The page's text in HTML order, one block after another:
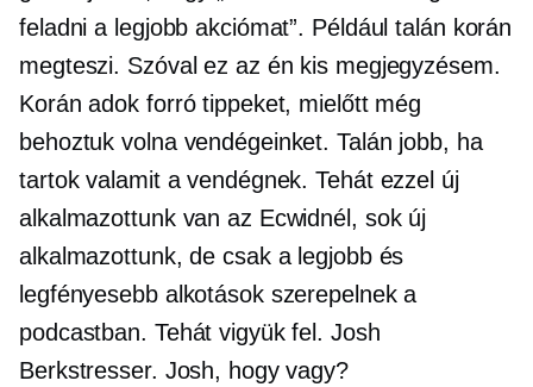
feladni a legjobb akciómat”. Például talán korán
megteszi. Szóval ez az én kis megjegyzésem.
Korán adok forró tippeket, mielőtt még
behoztuk volna vendégeinket. Talán jobb, ha
tartok valamit a vendégnek. Tehát ezzel új
alkalmazottunk van az Ecwidnél, sok új
alkalmazottunk, de csak a legjobb és
legfényesebb alkotások szerepelnek a
podcastban. Tehát vigyük fel. Josh
Berkstresser. Josh, hogy vagy?